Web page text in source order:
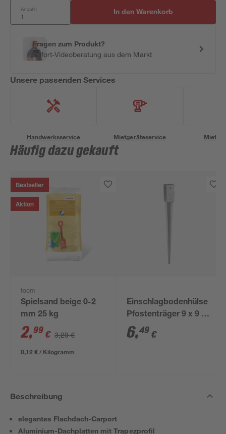
Anzahl: In den Warenkorb
Fragen zum Produkt?
Sofort-Videoberatung aus dem Markt
Unsere passenden Services
Handwerksservice Mietgeräteservice
Häufig dazu gekauft
Bestseller
Aktion
toom
Spielsand beige 0-2
mm 25 kg
2,99 € 3,29 €
0,12 € / Kilogramm
Einschlagbodenhülse
Pfostenträger 9 x 9 x
90 cm
6,49 €
Beschreibung
elegantes Flachdach-Carport
Aluminium-Dachplatten mit Trapezprofil